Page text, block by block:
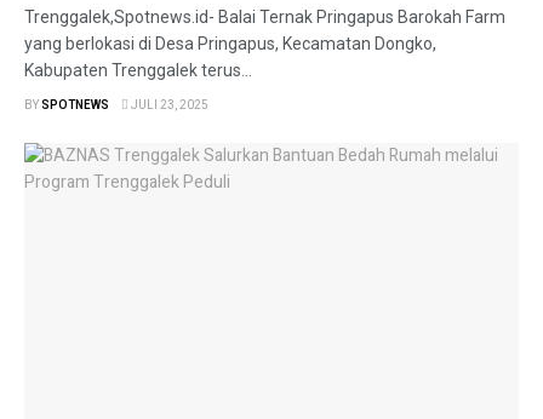
Trenggalek,Spotnews.id- Balai Ternak Pringapus Barokah Farm
yang berlokasi di Desa Pringapus, Kecamatan Dongko,
Kabupaten Trenggalek terus...
BYSPOTNEWS JULI 23, 2025